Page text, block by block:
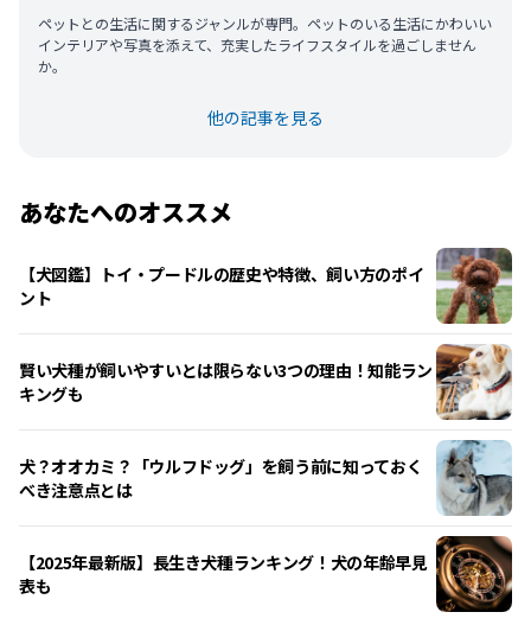
ペットとの生活に関するジャンルが専門。ペットのいる生活にかわいい
インテリアや写真を添えて、充実したライフスタイルを過ごしません
か。
他の記事を見る
あなたへのオススメ
【犬図鑑】トイ・プードルの歴史や特徴、飼い方のポイ
ント
賢い犬種が飼いやすいとは限らない3つの理由！知能ラン
キングも
犬？オオカミ？「ウルフドッグ」を飼う前に知っておく
べき注意点とは
【2025年最新版】長生き犬種ランキング！犬の年齢早見
表も